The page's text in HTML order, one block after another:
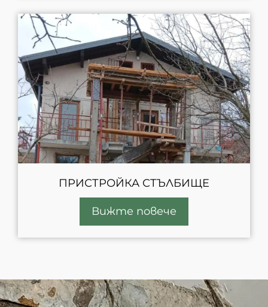
ПРИСТРОЙКА СТЪЛБИЩЕ
Вижте повече